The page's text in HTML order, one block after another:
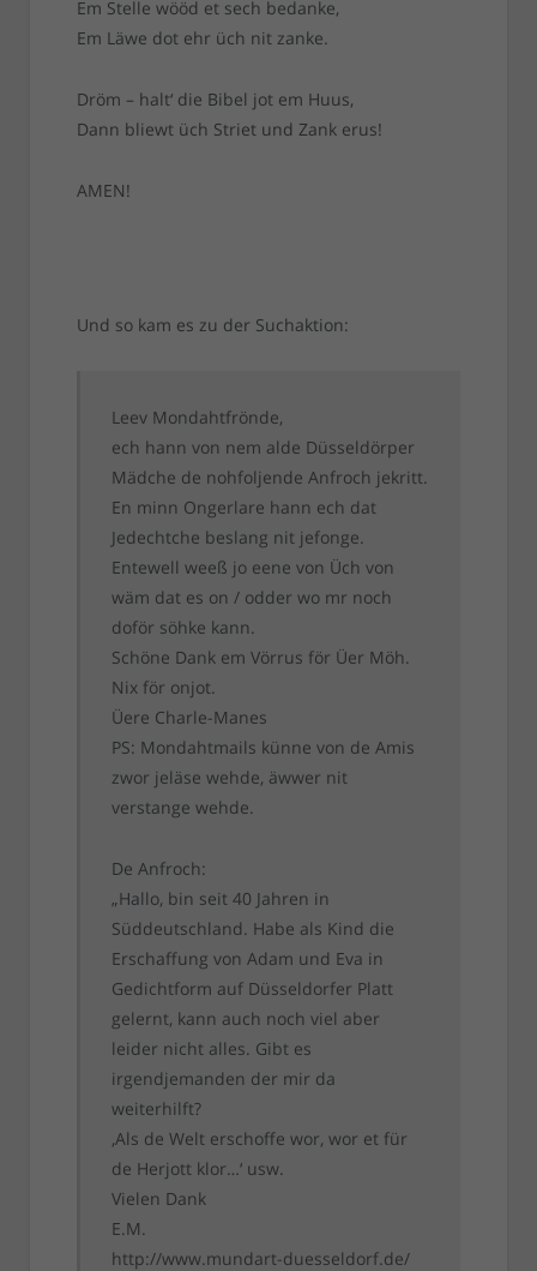
Em Stelle wööd et sech bedanke,
Em Läwe dot ehr üch nit zanke.
Dröm – halt‘ die Bibel jot em Huus,
Dann bliewt üch Striet und Zank erus!
AMEN!
Und so kam es zu der Suchaktion:
Leev Mondahtfrönde,
ech hann von nem alde Düsseldörper
Mädche de nohfoljende Anfroch jekritt.
En minn Ongerlare hann ech dat
Jedechtche beslang nit jefonge.
Entewell weeß jo eene von Üch von
wäm dat es on / odder wo mr noch
doför söhke kann.
Schöne Dank em Vörrus för Üer Möh.
Nix för onjot.
Üere Charle-Manes
PS: Mondahtmails künne von de Amis
zwor jeläse wehde, äwwer nit
verstange wehde.
De Anfroch:
„Hallo, bin seit 40 Jahren in
Süddeutschland. Habe als Kind die
Erschaffung von Adam und Eva in
Gedichtform auf Düsseldorfer Platt
gelernt, kann auch noch viel aber
leider nicht alles. Gibt es
irgendjemanden der mir da
weiterhilft?
‚Als de Welt erschoffe wor, wor et für
de Herjott klor…‘ usw.
Vielen Dank
E.M.
http://www.mundart-duesseldorf.de/